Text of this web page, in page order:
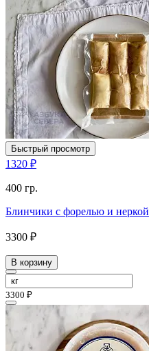
Быстрый просмотр
1320 ₽
400 гр.
Блинчики с форелью и неркой
3300 ₽
В корзину
3300 ₽